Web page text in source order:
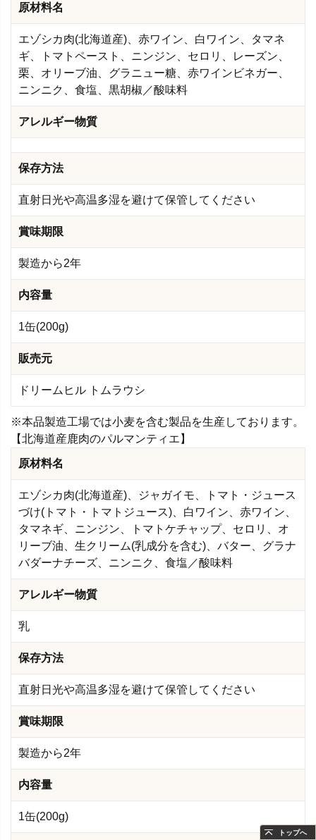
原材料名
エゾシカ肉(北海道産)、赤ワイン、白ワイン、タマネ
ギ、トマトペースト、ニンジン、セロリ、レーズン、
栗、オリーブ油、グラニュー糖、赤ワインビネガー、
ニンニク、食塩、黒胡椒／酸味料
アレルギー物質
保存方法
直射日光や高温多湿を避けて保管してください
賞味期限
製造から2年
内容量
1缶(200g)
販売元
ドリームヒル トムラウシ
※本品製造工場では小麦を含む製品を生産しております。
【北海道産鹿肉のパルマンティエ】
原材料名
エゾシカ肉(北海道産)、ジャガイモ、トマト・ジュース
づけ(トマト・トマトジュース)、白ワイン、赤ワイン、
タマネギ、ニンジン、トマトケチャップ、セロリ、オ
リーブ油、生クリーム(乳成分を含む)、バター、グラナ
バダーナチーズ、ニンニク、食塩／酸味料
アレルギー物質
乳
保存方法
直射日光や高温多湿を避けて保管してください
賞味期限
製造から2年
内容量
1缶(200g)
トップへ